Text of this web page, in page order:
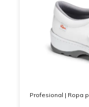
Profesional | Ropa